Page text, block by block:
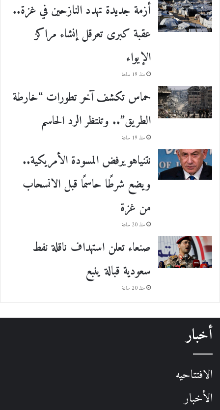
أزمة جديدة تهدد النازحين في غزة..
عقبة كبرى تعرقل إنشاء مراكز
الإيواء
منذ 19 ساعة
حماس تكشف آخر تطورات “خارطة
الطريق”.. وتنتظر الرد الحاسم
منذ 19 ساعة
نتنياهو يرفض المسودة الأمريكية..
ويضع شرطًا حاسمًا قبل الانسحاب
من غزة
منذ 20 ساعة
صنعاء تعلن استهداف ناقلة نفط
سعودية قبالة ينبع
منذ 20 ساعة
أخبار
الافتتاحيه
الأخبار